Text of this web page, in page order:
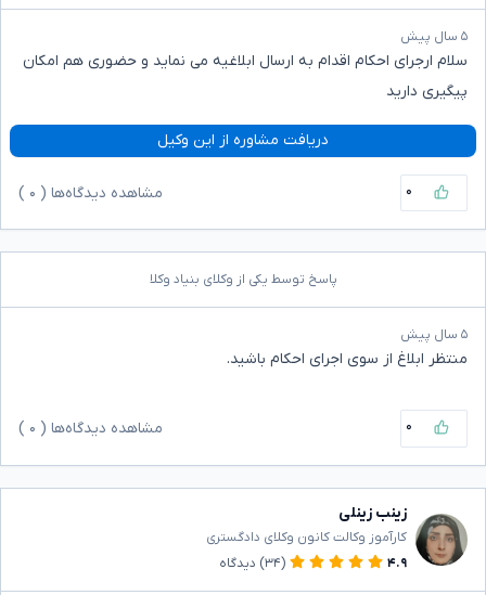
۵ سال پیش
سلام ارجرای احکام اقدام به ارسال ابلاغیه می نماید و حضوری هم امکان
پیگیری دارید
دریافت مشاوره از این وکیل
۰ مشاهده دیدگاه‌ها ( ۰
پاسخ توسط یکی از وکلای بنیاد وکلا
۵ سال پیش
منتظر ابلاغ از سوی اجرای احکام باشید.
۰ مشاهده دیدگاه‌ها ( ۰
زینب زینلی
کارآموز وکالت کانون وکلای دادگستری
۴.۹
(۳۴) دیدگاه